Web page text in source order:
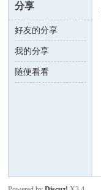
数 ›
分享
好友的分享
我的分享
随便看看